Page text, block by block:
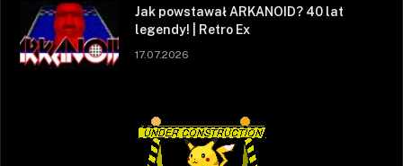
Jak powstawał ARKANOID? 40 lat
legendy! | Retro Ex
17.07.2026